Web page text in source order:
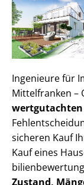
Ingenieure für
Mittelfranken –
wert­gut­ach­ten
sicheren Kauf
Kauf eines
Zustand,